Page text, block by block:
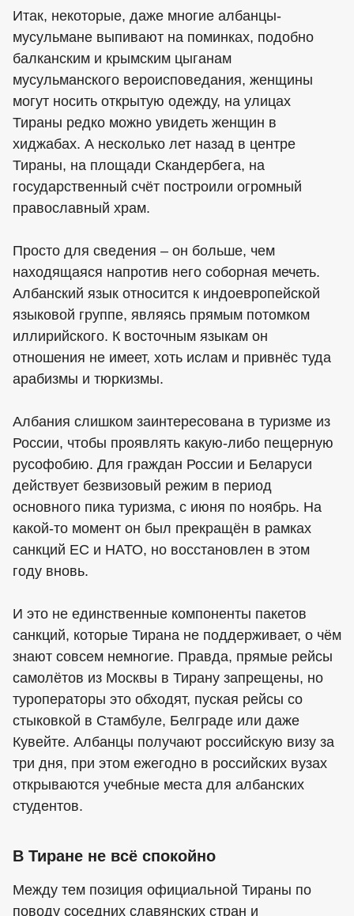
Итак, некоторые, даже многие албанцы-
мусульмане выпивают на поминках, подобно
балканским и крымским цыганам
мусульманского вероисповедания, женщины
могут носить открытую одежду, на улицах
Тираны редко можно увидеть женщин в
хиджабах. А несколько лет назад в центре
Тираны, на площади Скандербега, на
государственный счёт построили огромный
православный храм.
Просто для сведения – он больше, чем
находящаяся напротив него соборная мечеть.
Албанский язык относится к индоевропейской
языковой группе, являясь прямым потомком
иллирийского. К восточным языкам он
отношения не имеет, хоть ислам и привнёс туда
арабизмы и тюркизмы.
Албания слишком заинтересована в туризме из
России, чтобы проявлять какую-либо пещерную
русофобию. Для граждан России и Беларуси
действует безвизовый режим в период
основного пика туризма, с июня по ноябрь. На
какой-то момент он был прекращён в рамках
санкций ЕС и НАТО, но восстановлен в этом
году вновь.
И это не единственные компоненты пакетов
санкций, которые Тирана не поддерживает, о чём
знают совсем немногие. Правда, прямые рейсы
самолётов из Москвы в Тирану запрещены, но
туроператоры это обходят, пуская рейсы со
стыковкой в Стамбуле, Белграде или даже
Кувейте. Албанцы получают российскую визу за
три дня, при этом ежегодно в российских вузах
открываются учебные места для албанских
студентов.
В Тиране не всё спокойно
Между тем позиция официальной Тираны по
поводу соседних славянских стран и